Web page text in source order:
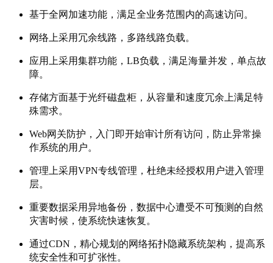
基于全网加速功能，满足全业务范围内的高速访问。
网络上采用冗余线路，多路线路负载。
应用上采用集群功能，LB负载，满足海量并发，单点故
障。
存储方面基于光纤磁盘柜，从容量和速度冗余上满足特
殊需求。
Web网关防护，入门即开始审计所有访问，防止异常操
作系统的用户。
管理上采用VPN专线管理，杜绝未经授权用户进入管理
层。
重要数据采用异地备份，数据中心遭受不可预测的自然
灾害时候，使系统快速恢复。
通过CDN，精心规划的网络拓扑隐藏系统架构，提高系
统安全性和可扩张性。